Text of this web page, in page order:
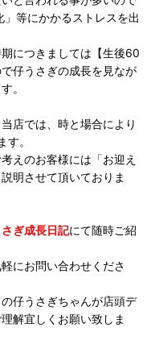
等にかかるストレスを出
につきましては【生後60
仔うさぎの成長を見なが
。
店では、時と場合により
。
えのお客様には「お迎え
明させて頂いておりま
ぎ成長日記にて随時ご紹
にお問い合わせくださ
仔うさぎちゃんが店頭デ
解宜しくお願い致しま